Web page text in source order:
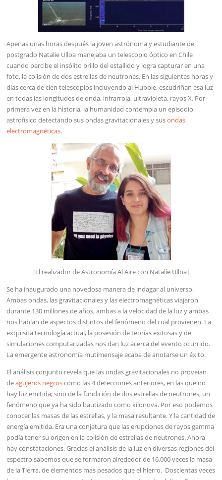
Apenas unas horas después la joven astrónoma y estudiante de
postgrado Natalie Ulloa manejaba un telescopio óptico en Chile
cuando percibe el insólito brillo del estallido y logra capturar en una
foto, la colisión de dos estrellas de neutrones. En las siguientes horas y
días cerca de cien telescopios incluyendo al Hubble, escudriñan esa luz
en todas las longitudes de onda, infrarroja, ultravioleta, rayos X. Por
primera vez en la historia, la humanidad contempla un episodio
astrofísico detectando sus ondas gravitacionales y susondas
electromagnéticas.
[El realizador de Astronomía Al Aire con Natalíe Ulloa]
Se ha inaugurado una novedosa manera de indagar al universo.
Ambas ondas, las gravitacionales y las electromagnéticas viajaron
durante 130 millones de años, ambas a la velocidad de la luz y ambas
nos hablan de aspectos distintos del fenómeno del cual provienen. La
exquisita tecnología actual, la posesión de teorías exitosas y de
simulaciones computarizadas nos dan luz acerca del evento ocurrido.
La emergente astronomía mutimensaje acaba de anotarse un éxito.
El análisis conjunto revela que las ondas gravitacionales no proveían
deagujeros negroscomo las 4 detecciones anteriores, en las que no
hay luz emitida; sino de la fundición de dos estrellas de neutrones, un
fenómeno que ya ha sido bautizado como kilonova. Por eso podemos
conocer las masas de las estrellas, y la masa resultante. Y la cantidad de
energía emitida. Era una conjetura que las erupciones de rayos gamma
podía tener su origen en la colisión de estrellas de neutrones. Ahora
hay constataciones. Gracias el análisis de la luz en diversas regiones del
espectro sabemos que se formaron alrededor de 16.000 veces la masa
de la Tierra, de elementos más pesados que el hierro. Doscientas veces